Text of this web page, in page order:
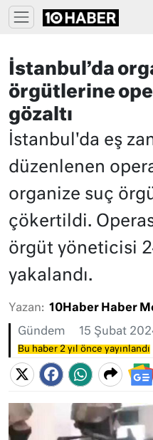
İstanbul’da
örgütlerine
gözaltı
İstanbul'da eş
düzenlenen
organize suç
çökertildi.
örgüt yöneticisi
yakalandı.
Yazan: 10Haber Haber
Gündem 15 Şubat
Bu haber 2 yıl önce yayınlandı